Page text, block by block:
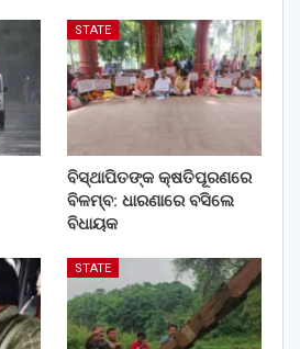
STATE
ବିସ୍ଥାପିତଙ୍କ କ୍ଷତିପୂରଣରେ
ବିଳମ୍ବ: ଧାରଣାରେ ବସିଲେ
ବିଧାୟକ
STATE